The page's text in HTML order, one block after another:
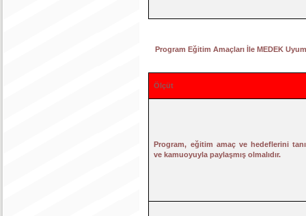
Program Eğitim Amaçları İle MEDEK
Ölçüt
Program, eğitim amaç ve hedeflerini
ve kamuoyuyla paylaşmış olmalıdır.